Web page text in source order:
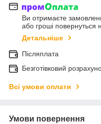
Ви отримаєте
або гроші повернуться
Детальніше
Післяплата
Безготівковий
Всі умови оплати
Умови повернення